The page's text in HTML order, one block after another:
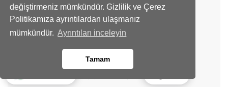
değiştirmeniz mümkündür. Gizlilik ve Çerez
Politikamıza ayrıntılardan ulaşmanız
mümkündür. Ayrıntıları inceleyin
Tamam
Yıldız Mahallesi Çiçek Siparişi Vermek
Vişnezade Mahallesi Çiçek Siparişi Vermek
Ulus Mahallesi Çiçek Siparişi Vermek
Sinanpaşa Mahallesi Çiçek Siparişi Vermek